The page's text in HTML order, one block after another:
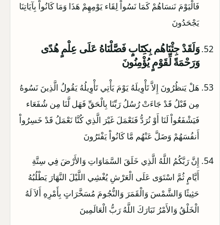
فَالْيَوْمَ نَنسَاهُمْ كَمَا نَسُواْ لِقَاء يَوْمِهِمْ هَذَا وَمَا كَانُواْ بِآيَاتِنَا
يَجْحَدُونَ
وَلَقَدْ جِئْنَاهُم بِكِتَابٍ فَصَّلْنَاهُ عَلَى عِلْمٍ هُدًى
وَرَحْمَةً لِّقَوْمٍ يُؤْمِنُونَ
هَلْ يَنظُرُونَ إِلاَّ تَأْوِيلَهُ يَوْمَ يَأْتِي تَأْوِيلُهُ يَقُولُ الَّذِينَ نَسُوهُ
مِن قَبْلُ قَدْ جَاءَتْ رُسُلُ رَبِّنَا بِالْحَقِّ فَهَل لَّنَا مِن شُفَعَاء
فَيَشْفَعُواْ لَنَا أَوْ نُرَدُّ فَنَعْمَلَ غَيْرَ الَّذِي كُنَّا نَعْمَلُ قَدْ خَسِرُواْ
أَنفُسَهُمْ وَضَلَّ عَنْهُم مَّا كَانُواْ يَفْتَرُونَ
إِنَّ رَبَّكُمُ اللَّهُ الَّذِي خَلَقَ السَّمَاوَاتِ وَالأَرْضَ فِي سِتَّةِ
أَيَّامٍ ثُمَّ اسْتَوَى عَلَى الْعَرْشِ يُغْشِي اللَّيْلَ النَّهَارَ يَطْلُبُهُ
حَثِيثًا وَالشَّمْسَ وَالْقَمَرَ وَالنُّجُومَ مُسَخَّرَاتٍ بِأَمْرِهِ أَلاَ لَهُ
الْخَلْقُ وَالأَمْرُ تَبَارَكَ اللَّهُ رَبُّ الْعَالَمِينَ